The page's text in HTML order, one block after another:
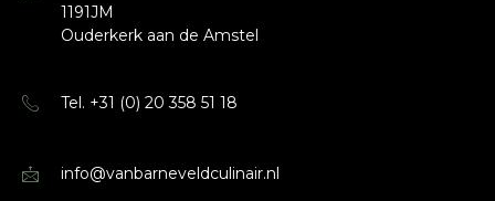
1191JM
Ouderkerk aan de Amstel
Tel. +31 (0) 20 358 51 18
info@vanbarneveldculinair.nl